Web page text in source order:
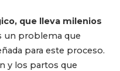
que lleva milenios
un problema que
para este proceso.
y los partos que